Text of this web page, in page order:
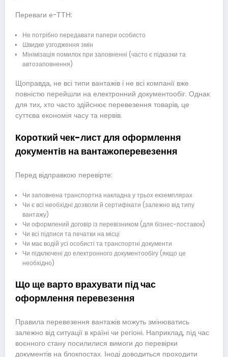
Переваги е-ТТН:
Не потрібно передавати папери особисто
Швидке узгодження змін
Мінімізація помилок при заповненні (часто є підказки та
автозаповнення)
Щоправда, не всі типи вантажів і не всі компанії вже
повністю перейшли на електронний документообіг. Однак
для тих, хто часто здійснює перевезення товарів, це
суттєва економія часу та нервів.
Короткий чек-лист для оформлення
документів на вантажоперевезення
Перед відправкою перевірте:
Чи заповнена транспортна накладна у трьох екземплярах
Чи є всі необхідні дозволи й сертифікати (залежно від типу
вантажу)
Чи оформлений договір із перевізником (для бізнес-поставок)
Чи всі підписи та печатки на місці
Чи має водій усі особисті та транспортні документи
Чи підключені до електронного документообігу (якщо це
необхідно)
Що ще варто врахувати під час
оформлення перевезення
Правила перевезення вантажів можуть змінюватись
залежно від ситуації в країні чи регіоні. Наприклад, під час
воєнного стану посилилися вимоги до перевірки
документів на блокпостах. Іноді доводиться проходити